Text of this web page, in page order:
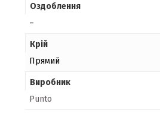
Оздоблення
–
Крій
Прямий
Виробник
Punto